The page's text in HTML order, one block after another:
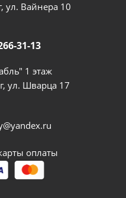
ул. Вайнера 10
31-13
1 этаж
ул. Шварца 17
оплаты